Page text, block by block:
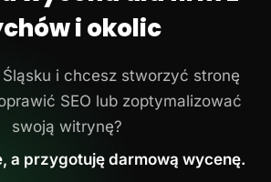
i okolic
i chcesz stworzyć stronę
SEO lub zoptymalizować
swoją witrynę?
a przygotuję darmową wycenę.